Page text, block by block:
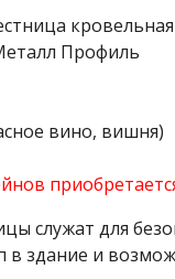
Профиль
вино, вишня)
служат для
в здание и